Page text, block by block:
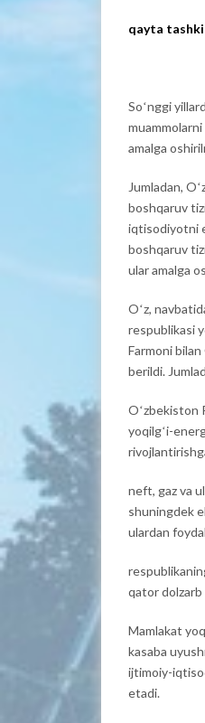
qayta
Soʻnggi
amalga
Jumladan,
boshqaruv
iqtisodiyotni
boshqaruv
ular amalga
Oʻz,
respublikasi
Farmoni
berildi.
Oʻzbekiston
yoqilgʻi-
neft, gaz va
shuningdek
ulardan
qator dolzarb
Mamlakat
kasaba
ijtimoiy-
etadi.